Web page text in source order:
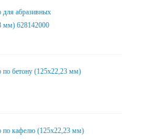
абразивных
мм) 628142000
по бетону (125x22,23 мм)
по кафелю (125x22,23 мм)